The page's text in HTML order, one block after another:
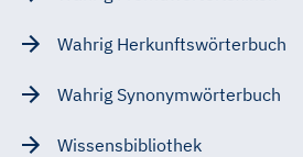
Wahrig Herkunftswörterbuch
Wahrig Synonymwörterbuch
Wissensbibliothek